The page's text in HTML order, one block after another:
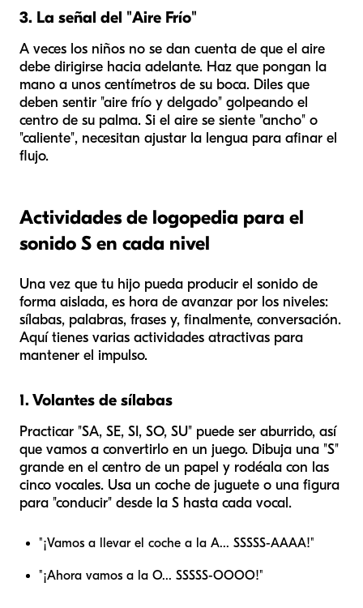
3. La señal del "Aire Frío"
A veces los niños no se dan cuenta de que el aire
debe dirigirse hacia adelante. Haz que pongan la
mano a unos centímetros de su boca. Diles que
deben sentir "aire frío y delgado" golpeando el
centro de su palma. Si el aire se siente "ancho" o
"caliente", necesitan ajustar la lengua para afinar el
flujo.
Actividades de logopedia para el
sonido S en cada nivel
Una vez que tu hijo pueda producir el sonido de
forma aislada, es hora de avanzar por los niveles:
sílabas, palabras, frases y, finalmente, conversación.
Aquí tienes varias actividades atractivas para
mantener el impulso.
1. Volantes de sílabas
Practicar "SA, SE, SI, SO, SU" puede ser aburrido, así
que vamos a convertirlo en un juego. Dibuja una "S"
grande en el centro de un papel y rodéala con las
cinco vocales. Usa un coche de juguete o una figura
para "conducir" desde la S hasta cada vocal.
"¡Vamos a llevar el coche a la A... SSSSS-AAAA!"
"¡Ahora vamos a la O... SSSSS-OOOO!"